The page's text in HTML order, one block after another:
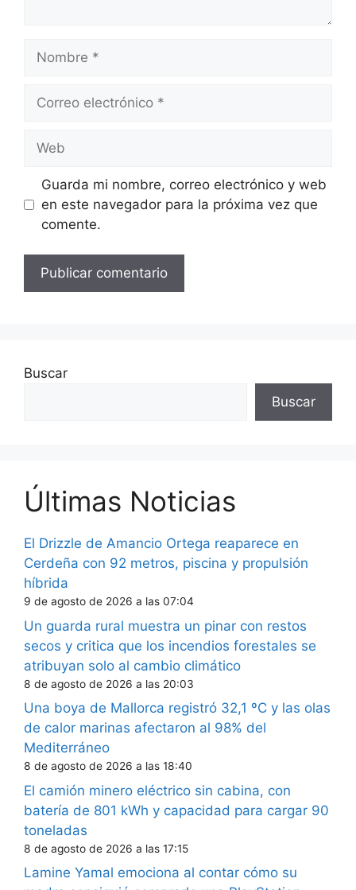
electrónico
Guarda mi nombre, correo electrónico y web
en este navegador para la próxima vez que
comente.
Buscar
Buscar
Últimas Noticias
El Drizzle de Amancio Ortega reaparece en
Cerdeña con 92 metros, piscina y propulsión
híbrida
9 de agosto de 2026 a las 07:04
Un guarda rural muestra un pinar con restos
secos y critica que los incendios forestales se
atribuyan solo al cambio climático
8 de agosto de 2026 a las 20:03
Una boya de Mallorca registró 32,1 ºC y las olas
de calor marinas afectaron al 98% del
Mediterráneo
8 de agosto de 2026 a las 18:40
El camión minero eléctrico sin cabina, con
batería de 801 kWh y capacidad para cargar 90
toneladas
8 de agosto de 2026 a las 17:15
Lamine Yamal emociona al contar cómo su